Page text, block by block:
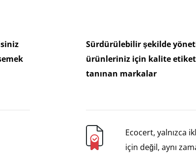
Sürdürülebilir şekilde
ürünleriniz için kalite
tanınan markalar
Ecocert, yalnızca
için değil, aynı